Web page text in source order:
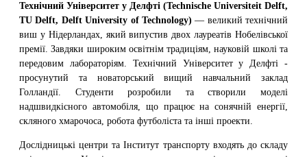
Технічний Університет у Делфті (Technische Universiteit Delft,
TU Delft, Delft University of Technology) — великий технічний
виш у Нідерландах, який випустив двох лауреатів Нобелівської
премії. Завдяки широким освітнім традиціям, науковій школі та
передовим лабораторіям. Технічний Університет у Делфті -
просунутий та новаторський вищий навчальний заклад
Голландії. Студенти розробили та створили моделі
надшвидкісного автомобіля, що працює на сонячній енергії,
скляного хмарочоса, робота футболіста та інші проекти.
Дослідницькі центри та Інститут транспорту входять до складу